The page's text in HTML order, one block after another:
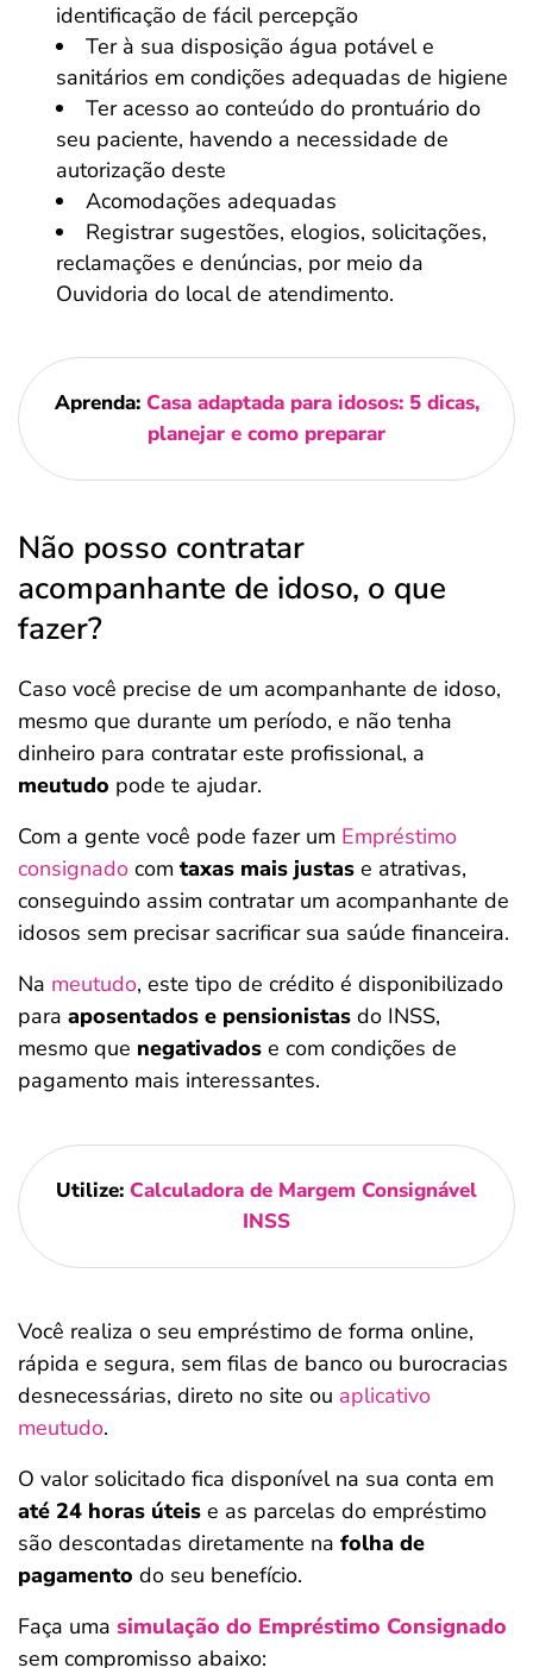
identificação de fácil percepção
Ter à sua disposição água potável e
sanitários em condições adequadas de higiene
Ter acesso ao conteúdo do prontuário do
seu paciente, havendo a necessidade de
autorização deste
Acomodações adequadas
Registrar sugestões, elogios, solicitações,
reclamações e denúncias, por meio da
Ouvidoria do local de atendimento.
Aprenda: Casa adaptada para idosos: 5 dicas,
planejar e como preparar
Não posso contratar
acompanhante de idoso, o que
fazer?
Caso você precise de um acompanhante de idoso,
mesmo que durante um período, e não tenha
dinheiro para contratar este profissional, a
meutudo pode te ajudar.
Com a gente você pode fazer um Empréstimo
consignado com taxas mais justas e atrativas,
conseguindo assim contratar um acompanhante de
idosos sem precisar sacrificar sua saúde financeira.
Na meutudo, este tipo de crédito é disponibilizado
para aposentados e pensionistas do INSS,
mesmo que negativados e com condições de
pagamento mais interessantes.
Utilize: Calculadora de Margem Consignável
INSS
Você realiza o seu empréstimo de forma online,
rápida e segura, sem filas de banco ou burocracias
desnecessárias, direto no site ou aplicativo
meutudo.
O valor solicitado fica disponível na sua conta em
até 24 horas úteis e as parcelas do empréstimo
são descontadas diretamente na folha de
pagamento do seu benefício.
Faça uma simulação do Empréstimo Consignado
sem compromisso abaixo: